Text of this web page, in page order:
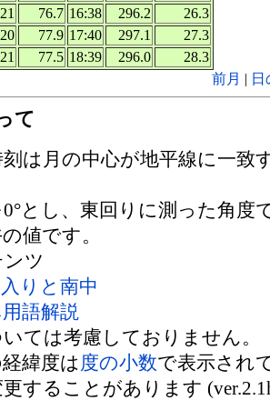
76.7 16:38 296.2
26.3
77.9 17:40 297.1
27.3
77.5 18:39 296.0
28.3
前月 |
て
は月の中心が地平線に一致
とし、東回りに測った角度
値です。
ツ
りと南中
語解説
ては考慮しておりません。
緯度は 度の小数で表示され
することがあります